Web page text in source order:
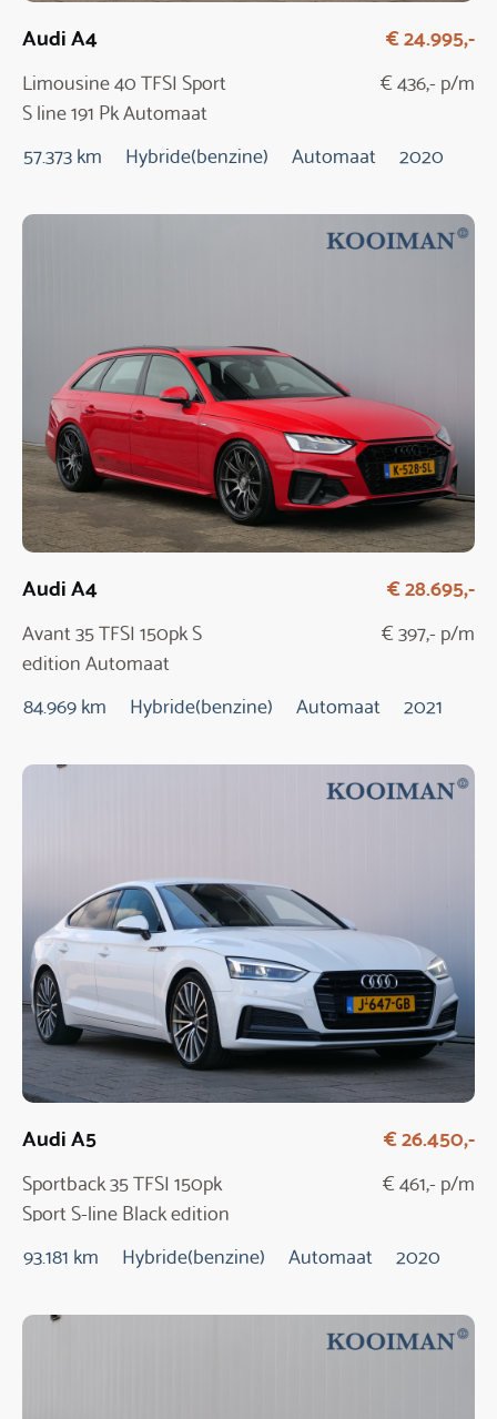
Audi A4
Limousine 40 TFSI Sport
S line 191 Pk Automaat
€ 24.995,-
€ 436,- p/m
57.373 km Hybride(benzine) Automaat 2020
Audi A4
Avant 35 TFSI 150pk S
edition Automaat
€ 28.695,-
€ 397,- p/m
84.969 km Hybride(benzine) Automaat 2021
Audi A5
Sportback 35 TFSI 150pk
Sport S-line Black edition
Automaat
€ 26.450,-
€ 461,- p/m
93.181 km Hybride(benzine) Automaat 2020